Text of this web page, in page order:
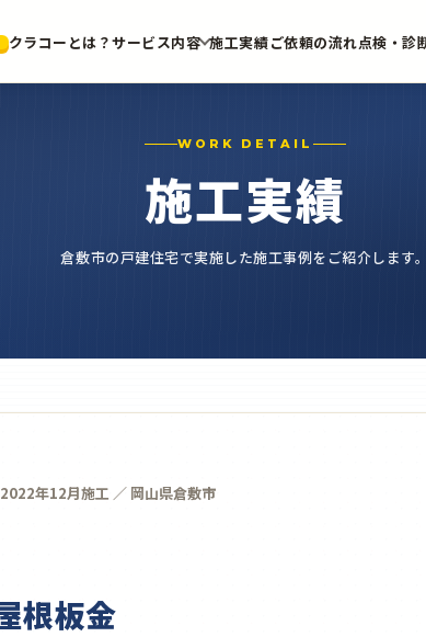
クラコーとは？サービス内容 施工実績ご依頼の流れ点検・診
WORK DETAIL
施工実績
倉敷市の戸建住宅で実施した施工事例をご紹介します。
2022年12月施工 ／ 岡山県倉敷市
根板金